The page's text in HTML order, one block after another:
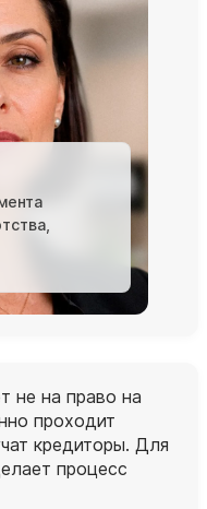
не на право на
проходит
кредиторы. Для
процесс